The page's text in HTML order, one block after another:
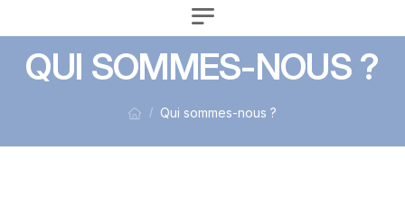
QUI SOMMES-NOUS ?
/ Qui sommes-nous ?